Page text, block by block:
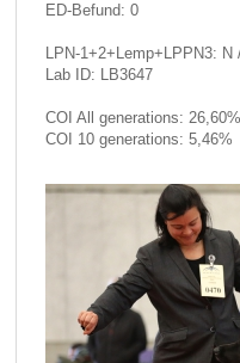
ED-Befund: 0
LPN-1+2+Lemp+LPPN3: N
Lab ID: LB3647
COI All generations: 26,60%
COI 10 generations: 5,46%